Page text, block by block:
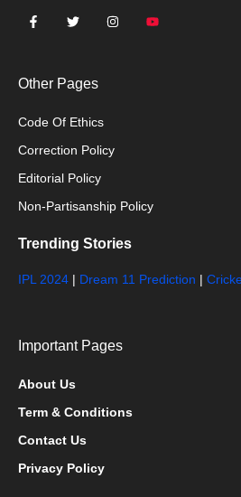
Other Pages
Code Of Ethics
Correction Policy
Editorial Policy
Non-Partisanship Policy
Trending Stories
IPL 2024 | Dream 11 Prediction |
Important Pages
About Us
Term & Conditions
Contact Us
Privacy Policy